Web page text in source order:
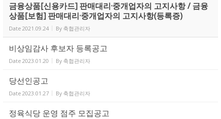
금융상품[신용카드] 판매대리·중개업자의 고지사항 / 금융
상품[보험] 판매대리·중개업자의 고지사항(등록증)
Date 2021.09.24 By 축협관리자
비상임감사 후보자 등록공고
Date 2023.01.20 By 축협관리자
당선인공고
Date 2023.01.27 By 축협관리자
정육식당 운영 점주 모집공고